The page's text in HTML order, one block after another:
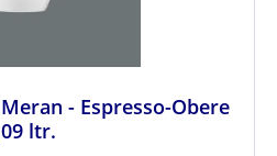
- Espresso-Obere
ltr.